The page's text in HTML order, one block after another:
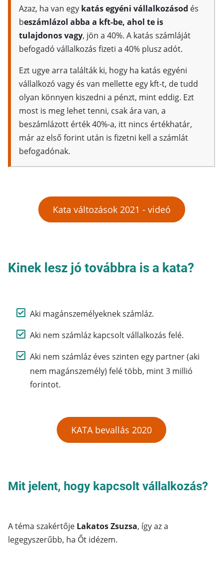
Azaz, ha van egy katás egyéni vállalkozásod és
beszámlázol abba a kft-be, ahol te is
tulajdonos vagy, jön a 40%. A katás számláját
befogadó vállalkozás fizeti a 40% plusz adót.
Ezt ugye arra találták ki, hogy ha katás egyéni
vállalkozó vagy és van mellette egy kft-t, de tudd
olyan könnyen kiszedni a pénzt, mint eddig. Ezt
most is meg lehet tenni, csak ára van, a
beszámlázott érték 40%-a, itt nincs értékhatár,
már az első forint után is fizetni kell a számlát
befogadónak.
Kata változások 2021 - videó
Kinek lesz jó továbbra is a kata?
Aki magánszemélyeknek számláz.
Aki nem számláz kapcsolt vállalkozás felé.
Aki nem számláz éves szinten egy partner (aki
nem magánszemély) felé több, mint 3 millió
forintot.
KATA bevallás 2020
Mit jelent, hogy kapcsolt vállalkozás?
A téma szakértője Lakatos Zsuzsa, így az a
legegyszerűbb, ha Őt idézem.